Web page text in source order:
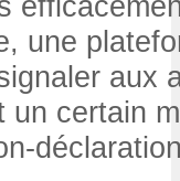
une
aux
un certain